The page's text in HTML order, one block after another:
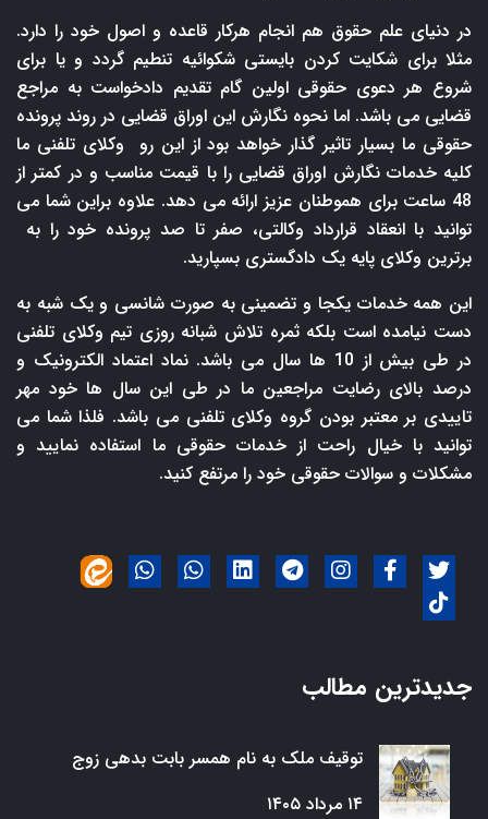
در دنیای علم حقوق هم انجام هرکار قاعده و اصول خود را دارد.
مثلا برای شکایت کردن بایستی شکوائیه تنطیم گردد و یا برای
شروع هر دعوی حقوقی اولین گام تقدیم دادخواست به مراجع
قضایی می باشد. اما نحوه نگارش این اوراق قضایی در روند پرونده
حقوقی ما بسیار تاثیر گذار خواهد بود از این رو وکلای تلفنی ما
کلیه خدمات نگارش اوراق قضایی را با قیمت مناسب و در کمتر از
48 ساعت برای هموطنان عزیز ارائه می دهد. علاوه براین شما می
توانید با انعقاد قرارداد وکالتی، صفر تا صد پرونده خود را به
برترین وکلای پایه یک دادگستری بسپارید.
این همه خدمات یکجا و تضمینی به صورت شانسی و یک شبه به
دست نیامده است بلکه ثمره تلاش شبانه روزی تیم وکلای تلفنی
در طی بیش از 10 ها سال می باشد. نماد اعتماد الکترونیک و
درصد بالای رضایت مراجعین ما در طی این سال ها خود مهر
تاییدی بر معتبر بودن گروه وکلای تلفنی می باشد. فلذا شما می
توانید با خیال راحت از خدمات حقوقی ما استفاده نمایید و
مشکلات و سوالات حقوقی خود را مرتفع کنید.
جدیدترین مطالب
توقیف ملک به نام همسر بابت بدهی زوج
۱۴ مرداد ۱۴۰۵